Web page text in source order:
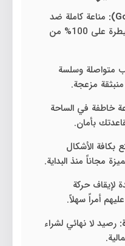
مناعة كاملة ضد
الموت، مما يتيح لك السيطرة على 100% من
متواصلة وسلسة
مزعجة.
خاطفة في الساحة
بأمان.
بكافة الأشكال
لإيقاف حركة
أمراً سهلاً.
رصيد لا نهائي لشراء